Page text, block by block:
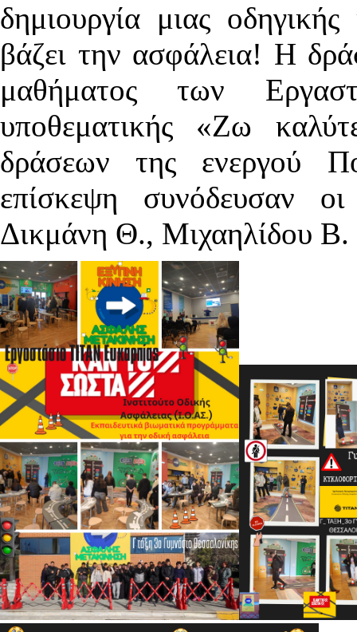
δημιουργία μιας
βάζει την ασφάλεια! Η
μαθήματος των
υποθεματικής «Ζω
δράσεων της ενεργού
επίσκεψη συνόδευσαν
Δικμάνη Θ., Μιχαηλίδου Β.